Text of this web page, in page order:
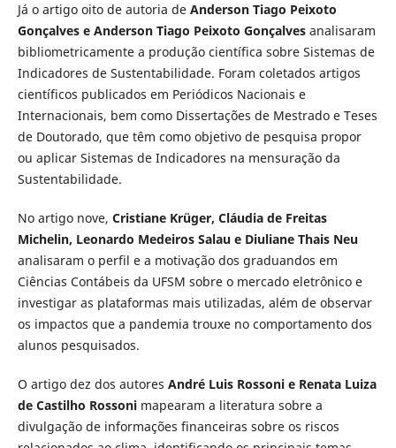
Já o artigo oito de autoria de Anderson Tiago Peixoto
Gonçalves e Anderson Tiago Peixoto Gonçalves analisaram
bibliometricamente a produção científica sobre Sistemas de
Indicadores de Sustentabilidade. Foram coletados artigos
científicos publicados em Periódicos Nacionais e
Internacionais, bem como Dissertações de Mestrado e Teses
de Doutorado, que têm como objetivo de pesquisa propor
ou aplicar Sistemas de Indicadores na mensuração da
Sustentabilidade.
No artigo nove, Cristiane Krüger, Cláudia de Freitas
Michelin, Leonardo Medeiros Salau e Diuliane Thais Neu
analisaram o perfil e a motivação dos graduandos em
Ciências Contábeis da UFSM sobre o mercado eletrônico e
investigar as plataformas mais utilizadas, além de observar
os impactos que a pandemia trouxe no comportamento dos
alunos pesquisados.
O artigo dez dos autores André Luis Rossoni e Renata Luiza
de Castilho Rossoni mapearam a literatura sobre a
divulgação de informações financeiras sobre os riscos